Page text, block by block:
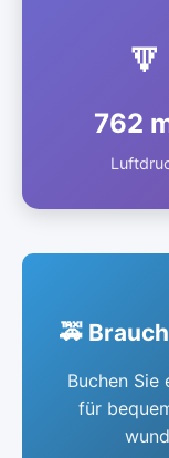
🔽
762
🚕
Buchen Sie
für